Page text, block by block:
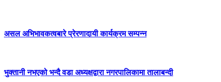
असल अभिभावकत्वबारे प्रेरणादायी कार्यक्रम सम्पन्न
भुक्तानी नभएको भन्दै वडा अध्यक्षद्वारा नगरपालिकामा तालाबन्दी